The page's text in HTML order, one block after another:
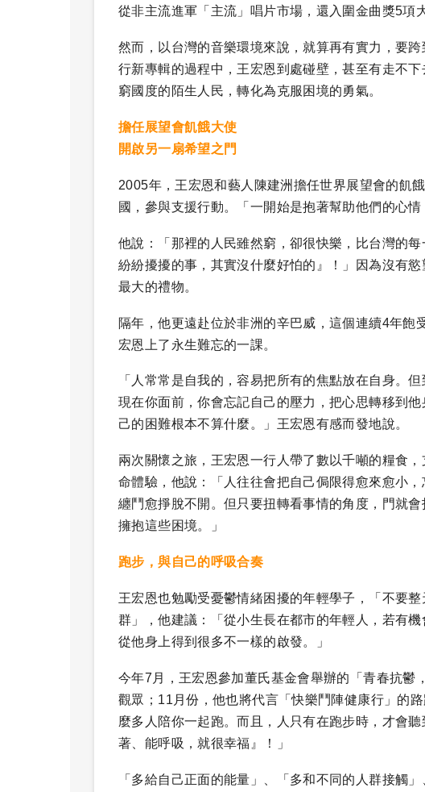
從非主流進軍「主流」唱片市場，還入圍金曲獎5項
然而，以台灣的音樂環境來說，就算再有實力，要
行新專輯的過程中，王宏恩到處碰壁，甚至有走不
窮國度的陌生人民，轉化為克服困境的勇氣。
擔任展望會飢餓大使
開啟另一扇希望之門
2005年，王宏恩和藝人陳建洲擔任世界展望會的飢
國，參與支援行動。「一開始是抱著幫助他們的心
他說：「那裡的人民雖然窮，卻很快樂，比台灣的
紛紛擾擾的事，其實沒什麼好怕的』！」因為沒有
最大的禮物。
隔年，他更遠赴位於非洲的辛巴威，這個連續4年飽
宏恩上了永生難忘的一課。
「人常常是自我的，容易把所有的焦點放在自身。
現在你面前，你會忘記自己的壓力，把心思轉移到
己的困難根本不算什麼。」王宏恩有感而發地說。
兩次關懷之旅，王宏恩一行人帶了數以千噸的糧食
命體驗，他說：「人往往會把自己侷限得愈來愈小
纏鬥愈掙脫不開。但只要扭轉看事情的角度，門就
擁抱這些困境。」
跑步，與自己的呼吸合奏
王宏恩也勉勵受憂鬱情緒困擾的年輕學子，「不要
群」，他建議：「從小生長在都市的年輕人，若有
從他身上得到很多不一樣的啟發。」
今年7月，王宏恩參加董氏基金會舉辦的「青春抗鬱
觀眾；11月份，他也將代言「快樂鬥陣健康行」的
麼多人陪你一起跑。而且，人只有在跑步時，才會
著、能呼吸，就很幸福』！」
「多給自己正面的能量」、「多和不同的人群接觸